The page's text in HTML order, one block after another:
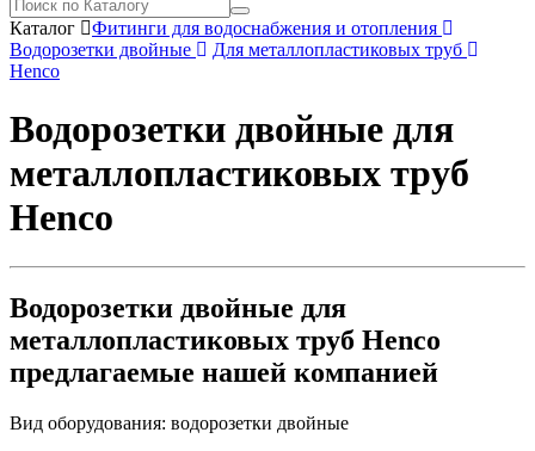
Каталог
Фитинги для водоснабжения и отопления
Водорозетки двойные
Для металлопластиковых труб
Henco
Водорозетки двойные для
металлопластиковых труб
Henco
Водорозетки двойные для
металлопластиковых труб Henco
предлагаемые нашей компанией
Вид оборудования: водорозетки двойные